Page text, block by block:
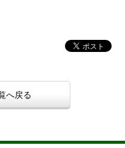
へ戻る